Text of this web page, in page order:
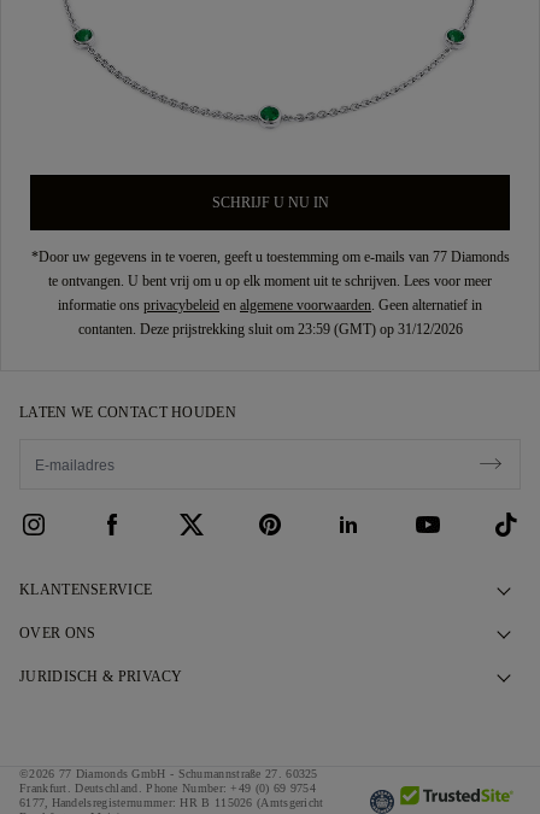
SCHRIJF U NU IN
*Door uw gegevens in te voeren, geeft u toestemming om e-mails van 77 Diamonds
te ontvangen. U bent vrij om u op elk moment uit te schrijven. Lees voor meer
informatie ons privacybeleid en algemene voorwaarden. Geen alternatief in
contanten. Deze prijstrekking sluit om 23:59 (GMT) op 31/12/2026
LATEN WE CONTACT HOUDEN
KLANTENSERVICE
Contact opnemen
Algemene Voorwaarden Financiering
OVER ONS
Ons Verhaal
Verantwoordelijke Inkoop
JURIDISCH & PRIVACY
Algemene Voorwaarden
©2026 77 Diamonds GmbH - Schumannstraße 27. 60325
Frankfurt. Deutschland. Phone Number: +49 (0) 69 9754
6177,
Handelsregisternummer: HR B 115026 (Amtsgericht